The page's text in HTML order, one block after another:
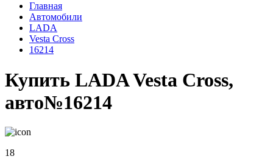
Главная
Автомобили
LADA
Vesta Cross
16214
Купить LADA Vesta Cross,
авто№16214
18